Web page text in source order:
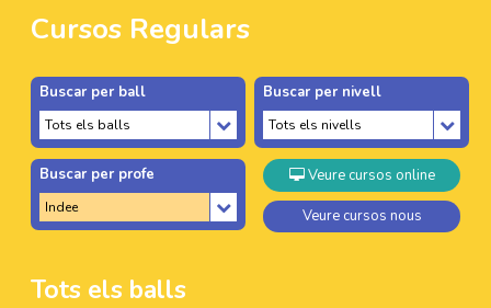
Cursos Regulars
Buscar per ball Buscar per nivell
Buscar per profe Veure cursos online
Veure cursos nous
Tots els balls